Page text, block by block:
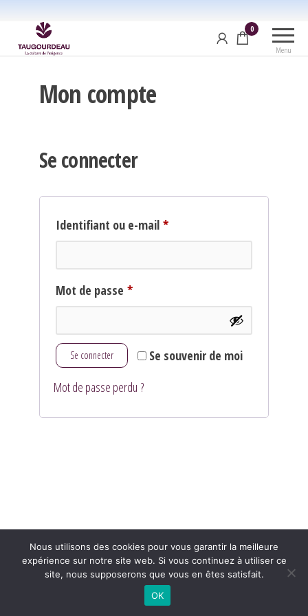
contenu
Menu
0
Mon compte
Se connecter
Identifiant ou e-mail *Obligatoire
Mot de passe *Obligatoire
Se souvenir de moi
Se connecter
Mot de passe perdu ?
Nous utilisons des cookies pour vous garantir la meilleure
expérience sur notre site web. Si vous continuez à utiliser ce
site, nous supposerons que vous en êtes satisfait.
OK